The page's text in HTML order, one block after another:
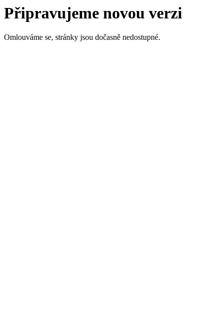
Připravujeme novou verzi
Omlouváme se, stránky jsou dočasně nedostupné.